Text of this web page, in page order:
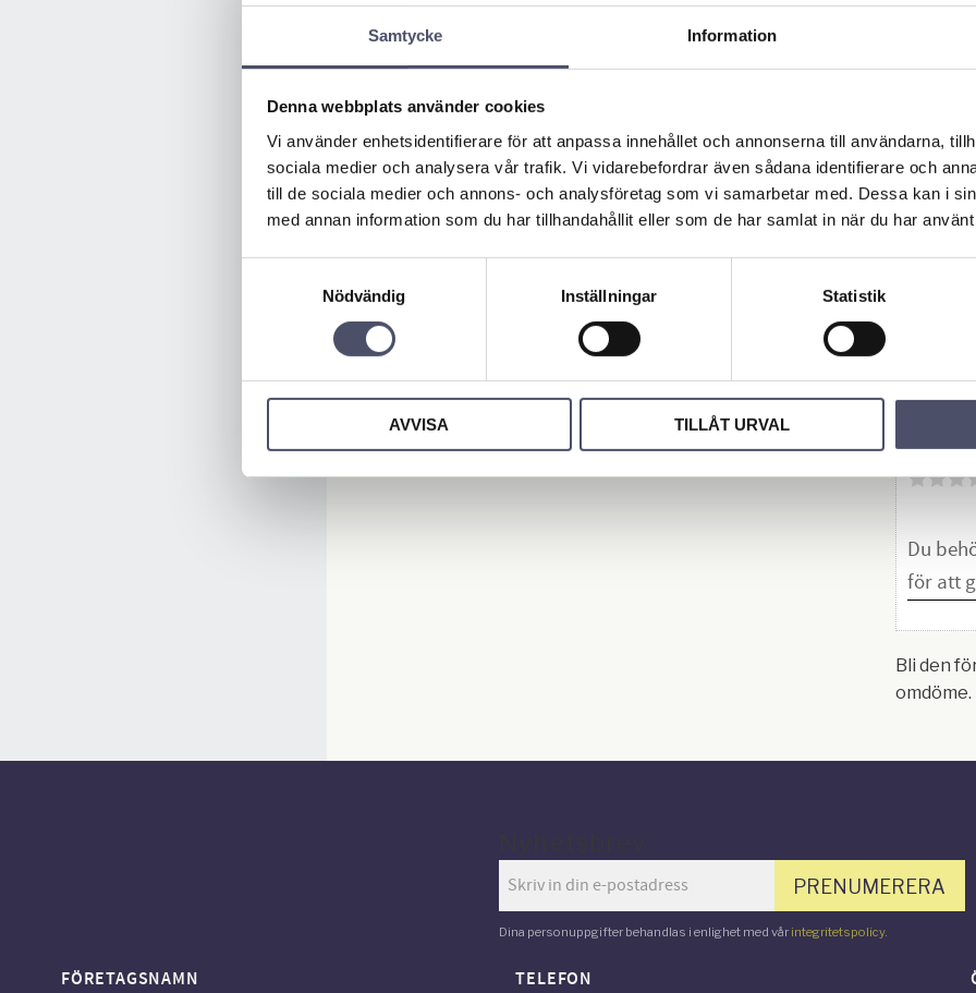
Samtycke Information
Denna webbplats använder cookies
Vi använder enhetsidentifierare för att anpassa innehållet och annonserna till användarna,
sociala medier och analysera vår trafik. Vi vidarebefordrar även sådana identifierare och
till de sociala medier och annons- och analysföretag som vi samarbetar med. Dessa kan i
med annan information som du har tillhandahållit eller som de har samlat in när du har
Nödvändig
Inställningar Statistik
AVVISA TILLÅT URVAL
Bli den
omdöme.
A-
r
Höjd:
Bredd:
PRENUMERERA
Dina personuppgifter behandlas i enlighet med vår integritetspolicy.
FÖRETAGSNAMN TELEFON